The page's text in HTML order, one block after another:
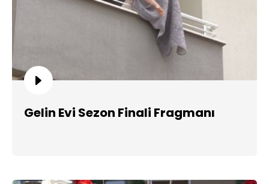
Gelin Evi Sezon Finali Fragmanı